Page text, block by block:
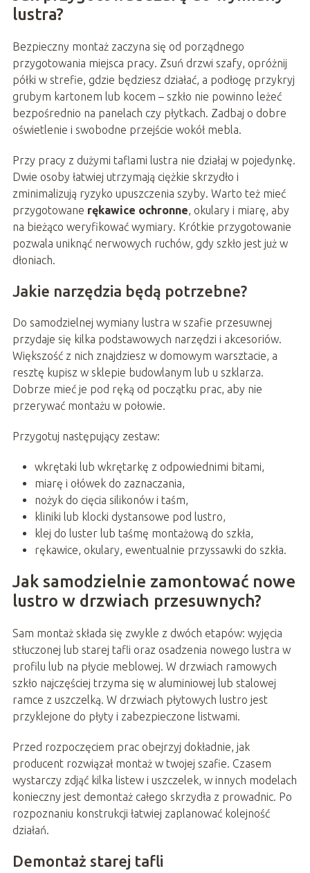
lustra?
Bezpieczny montaż zaczyna się od porządnego
przygotowania miejsca pracy. Zsuń drzwi szafy, opróżnij
półki w strefie, gdzie będziesz działać, a podłogę przykryj
grubym kartonem lub kocem – szkło nie powinno leżeć
bezpośrednio na panelach czy płytkach. Zadbaj o dobre
oświetlenie i swobodne przejście wokół mebla.
Przy pracy z dużymi taflami lustra nie działaj w pojedynkę.
Dwie osoby łatwiej utrzymają ciężkie skrzydło i
zminimalizują ryzyko upuszczenia szyby. Warto też mieć
przygotowane rękawice ochronne, okulary i miarę, aby
na bieżąco weryfikować wymiary. Krótkie przygotowanie
pozwala uniknąć nerwowych ruchów, gdy szkło jest już w
dłoniach.
Jakie narzędzia będą potrzebne?
Do samodzielnej wymiany lustra w szafie przesuwnej
przydaje się kilka podstawowych narzędzi i akcesoriów.
Większość z nich znajdziesz w domowym warsztacie, a
resztę kupisz w sklepie budowlanym lub u szklarza.
Dobrze mieć je pod ręką od początku prac, aby nie
przerywać montażu w połowie.
Przygotuj następujący zestaw:
wkrętaki lub wkrętarkę z odpowiednimi bitami,
miarę i ołówek do zaznaczania,
nożyk do cięcia silikonów i taśm,
kliniki lub klocki dystansowe pod lustro,
klej do luster lub taśmę montażową do szkła,
rękawice, okulary, ewentualnie przyssawki do szkła.
Jak samodzielnie zamontować nowe
lustro w drzwiach przesuwnych?
Sam montaż składa się zwykle z dwóch etapów: wyjęcia
stłuczonej lub starej tafli oraz osadzenia nowego lustra w
profilu lub na płycie meblowej. W drzwiach ramowych
szkło najczęściej trzyma się w aluminiowej lub stalowej
ramce z uszczelką. W drzwiach płytowych lustro jest
przyklejone do płyty i zabezpieczone listwami.
Przed rozpoczęciem prac obejrzyj dokładnie, jak
producent rozwiązał montaż w twojej szafie. Czasem
wystarczy zdjąć kilka listew i uszczelek, w innych modelach
konieczny jest demontaż całego skrzydła z prowadnic. Po
rozpoznaniu konstrukcji łatwiej zaplanować kolejność
działań.
Demontaż starej tafli